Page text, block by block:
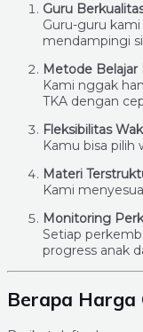
Guru
Guru-guru
mendampingi
Metode Belajar
Kami nggak
TKA dengan
Fleksibilitas
Kamu bisa pilih
Materi
Kami
Monitoring
Setiap
progress anak
Berapa Harga